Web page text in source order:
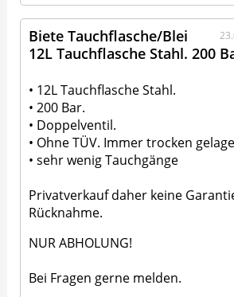
Biete Tauchflasche/Blei
12L Tauchflasche Stahl. 200
• 12L Tauchflasche Stahl.
• 200 Bar.
• Doppelventil.
• Ohne TÜV. Immer trocken
• sehr wenig Tauchgänge
Privatverkauf daher keine
Rücknahme.
NUR ABHOLUNG!
Bei Fragen gerne melden.